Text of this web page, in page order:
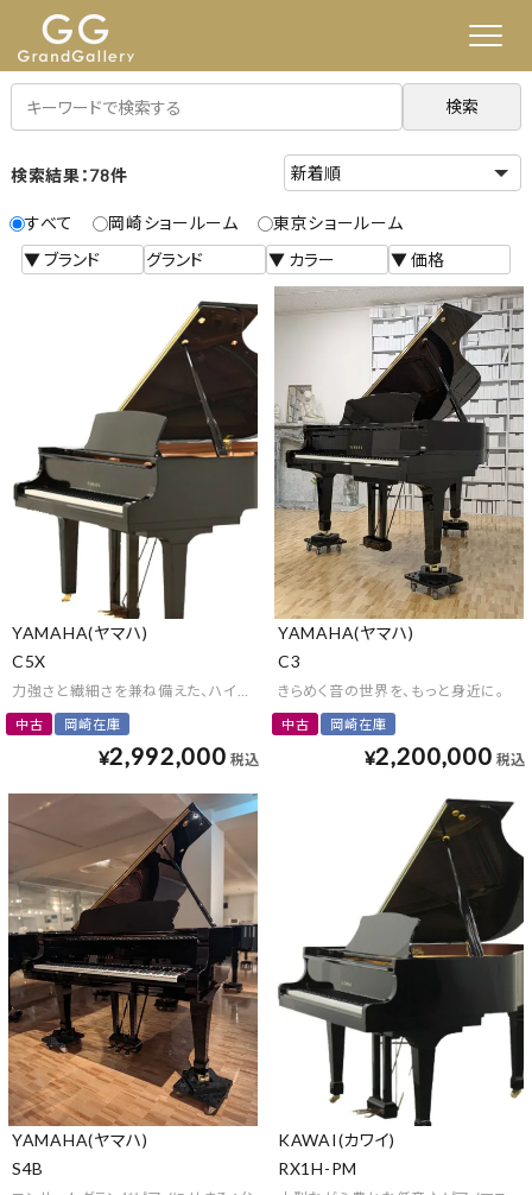
検索
検索結果：78件
すべて 岡崎ショールーム 東京ショールーム
YAMAHA(ヤマハ)
C5X
力強さと繊細さを兼ね備えた、ハイレベルなグランドピアノ
中古 岡崎在庫
¥2,992,000 税込
YAMAHA(ヤマハ)
C3
きらめく音の世界を、もっと身近に。
中古 岡崎在庫
¥2,200,000 税込
YAMAHA(ヤマハ)
S4B
KAWAI(カワイ)
RX1H-PM